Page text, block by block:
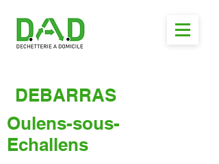
DEBARRAS
Oulens-sous-
Echallens